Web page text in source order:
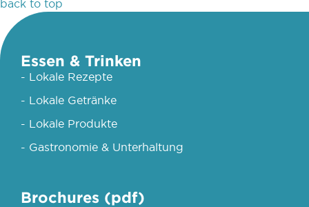
back to top
Essen & Trinken
- Lokale Rezepte
- Lokale Getränke
- Lokale Produkte
- Gastronomie & Unterhaltung
Brochures (pdf)